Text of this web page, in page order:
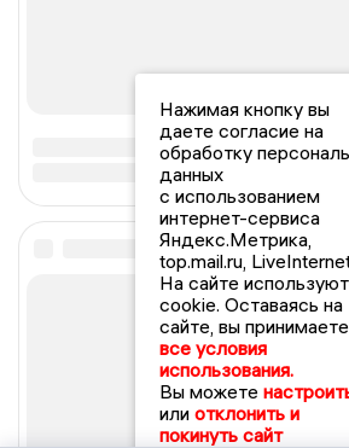
Нажимая кнопку вы
даете согласие на
обработку
данных
с использованием
интернет-сервиса
Яндекс.Метрика,
top.mail.ru,
На сайте
cookie. Оставаясь на
сайте, вы принимаете
все условия
использования.
Вы можете
или отклонить и
покинуть сайт